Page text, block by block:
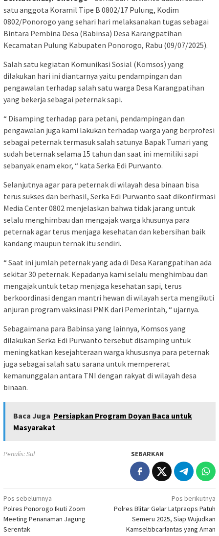
satu anggota Koramil Tipe B 0802/17 Pulung, Kodim
0802/Ponorogo yang sehari hari melaksanakan tugas sebagai
Bintara Pembina Desa (Babinsa) Desa Karangpatihan
Kecamatan Pulung Kabupaten Ponorogo, Rabu (09/07/2025).
Salah satu kegiatan Komunikasi Sosial (Komsos) yang
dilakukan hari ini diantarnya yaitu pendampingan dan
pengawalan terhadap salah satu warga Desa Karangpatihan
yang bekerja sebagai peternak sapi.
“ Disamping terhadap para petani, pendampingan dan
pengawalan juga kami lakukan terhadap warga yang berprofesi
sebagai peternak termasuk salah satunya Bapak Tumari yang
sudah beternak selama 15 tahun dan saat ini memiliki sapi
sebanyak enam ekor, “ kata Serka Edi Purwanto.
Selanjutnya agar para peternak di wilayah desa binaan bisa
terus sukses dan berhasil, Serka Edi Purwanto saat dikonfirmasi
Media Center 0802 menjelaskan bahwa tidak jarang untuk
selalu menghimbau dan mengajak warga khusunya para
peternak agar terus menjaga kesehatan dan kebersihan baik
kandang maupun ternak itu sendiri.
“ Saat ini jumlah peternak yang ada di Desa Karangpatihan ada
sekitar 30 peternak. Kepadanya kami selalu menghimbau dan
mengajak untuk tetap menjaga kesehatan sapi, terus
berkoordinasi dengan mantri hewan di wilayah serta mengikuti
anjuran program vaksinasi PMK dari Pemerintah, “ ujarnya.
Sebagaimana para Babinsa yang lainnya, Komsos yang
dilakukan Serka Edi Purwanto tersebut disamping untuk
meningkatkan kesejahteraan warga khususnya para peternak
juga sebagai salah satu sarana untuk mempererat
kemanunggalan antara TNI dengan rakyat di wilayah desa
binaan.
Baca Juga Persiapkan Program Doyan Baca untuk
Masyarakat
Penulis: Sul SEBARKAN
Navigasi
pos
Pos sebelumnya
Polres Ponorogo Ikuti Zoom
Meeting Penanaman Jagung
Serentak
Pos berikutnya
Polres Blitar Gelar Latpraops Patuh
Semeru 2025, Siap Wujudkan
Kamseltibcarlantas yang Aman